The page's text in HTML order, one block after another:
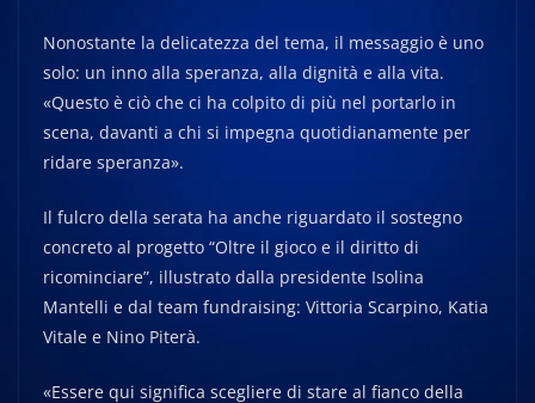
Nonostante la delicatezza del tema, il messaggio è uno
solo: un inno alla speranza, alla dignità e alla vita.
«Questo è ciò che ci ha colpito di più nel portarlo in
scena, davanti a chi si impegna quotidianamente per
ridare speranza».
Il fulcro della serata ha anche riguardato il sostegno
concreto al progetto “Oltre il gioco e il diritto di
ricominciare”, illustrato dalla presidente Isolina
Mantelli e dal team fundraising: Vittoria Scarpino, Katia
Vitale e Nino Piterà.
«Essere qui significa scegliere di stare al fianco della